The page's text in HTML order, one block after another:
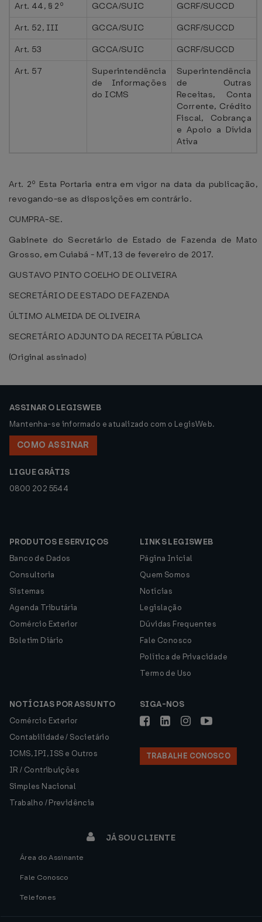
Art. 44, § 2º
GCCA/SUIC
GCRF/SUCCD
Art. 52, III
GCCA/SUIC
GCRF/SUCCD
Art. 53
GCCA/SUIC
GCRF/SUCCD
Art. 57
Superintendência
de Informações
do ICMS
Superintendência
de Outras
Receitas, Conta
Corrente, Crédito
Fiscal, Cobrança
e Apoio a Dívida
Ativa
Art. 2º Esta Portaria entra em vigor na data da publicação,
revogando-se as disposições em contrário.
CUMPRA-SE.
Gabinete do Secretário de Estado de Fazenda de Mato
Grosso, em Cuiabá - MT, 13 de fevereiro de 2017.
GUSTAVO PINTO COELHO DE OLIVEIRA
SECRETÁRIO DE ESTADO DE FAZENDA
ÚLTIMO ALMEIDA DE OLIVEIRA
SECRETÁRIO ADJUNTO DA RECEITA PÚBLICA
(Original assinado)
ASSINAR O LEGISWEB
Mantenha-se informado e atualizado com o LegisWeb.
COMO ASSINAR
LIGUE GRÁTIS
0800 202 5544
PRODUTOS E SERVIÇOS
Banco de Dados
Consultoria
Sistemas
Agenda Tributária
Comércio Exterior
Boletim Diário
LINKS LEGISWEB
Página Inicial
Quem Somos
Notícias
Legislação
Dúvidas Frequentes
Fale Conosco
Política de Privacidade
Termo de Uso
NOTÍCIAS POR ASSUNTO
Comércio Exterior
Contabilidade / Societário
ICMS, IPI, ISS e Outros
IR / Contribuições
Simples Nacional
Trabalho / Previdência
SIGA-NOS
TRABALHE CONOSCO
JÁ SOU CLIENTE
Área do Assinante
Fale Conosco
Telefones